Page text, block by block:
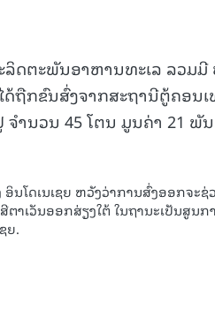
ດຕະພັນອາຫານທະເລ ລວມມີ
ຖືກຂົນສົ່ງຈາກສະຖານີຕູ້ຄອນ
ຈຳນວນ 45 ໂຕນ ມູນຄ່າ 21
ນໂດເນເຊຍ ຫວັງວ່າການສົ່ງອອກຈະ
ຕາເວັນອອກສ່ຽງໃຕ້ ໃນຖານະເປັນ
ຍ.